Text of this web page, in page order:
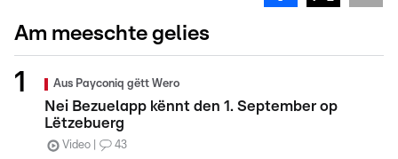
Am meeschte gelies
Aus Payconiq gëtt Wero
Nei Bezuelapp kënnt den 1. September op
Lëtzebuerg
Video 43